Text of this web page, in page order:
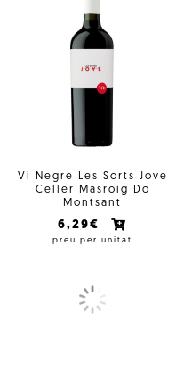
Vi Negre Les Sorts Jove
Celler Masroig Do
Montsant
6,29€
preu per unitat